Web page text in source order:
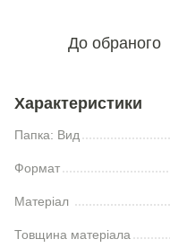
До обраного
Характеристики
Папка: Вид
Формат
Матеріал
Товщина матеріала